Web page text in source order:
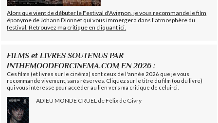
Alors que vient de débuter le Festival d'Avignon, je vous recommande le film
éponyme de Johann Dionnet qui vous immergera dans l'atmosphère du
festival. Retrouvez ma critique en cliquant ici.
FILMS et LIVRES SOUTENUS PAR
INTHEMOODFORCINEMA.COM EN 2026 :
Ces films (et livres sur le cinéma) sont ceux de l'année 2026 que je vous
recommande vivement, sans réserves. Cliquez sur le titre du film (ou du livre)
qui vous intéresse pour accéder au lien vers ma critique de celui-ci.
ADIEU MONDE CRUEL de Félix de Givry